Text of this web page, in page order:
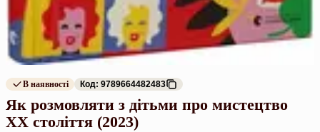
В наявності Код: 9789664482483
Як розмовляти з дітьми про мистецтво
ХХ століття (2023)